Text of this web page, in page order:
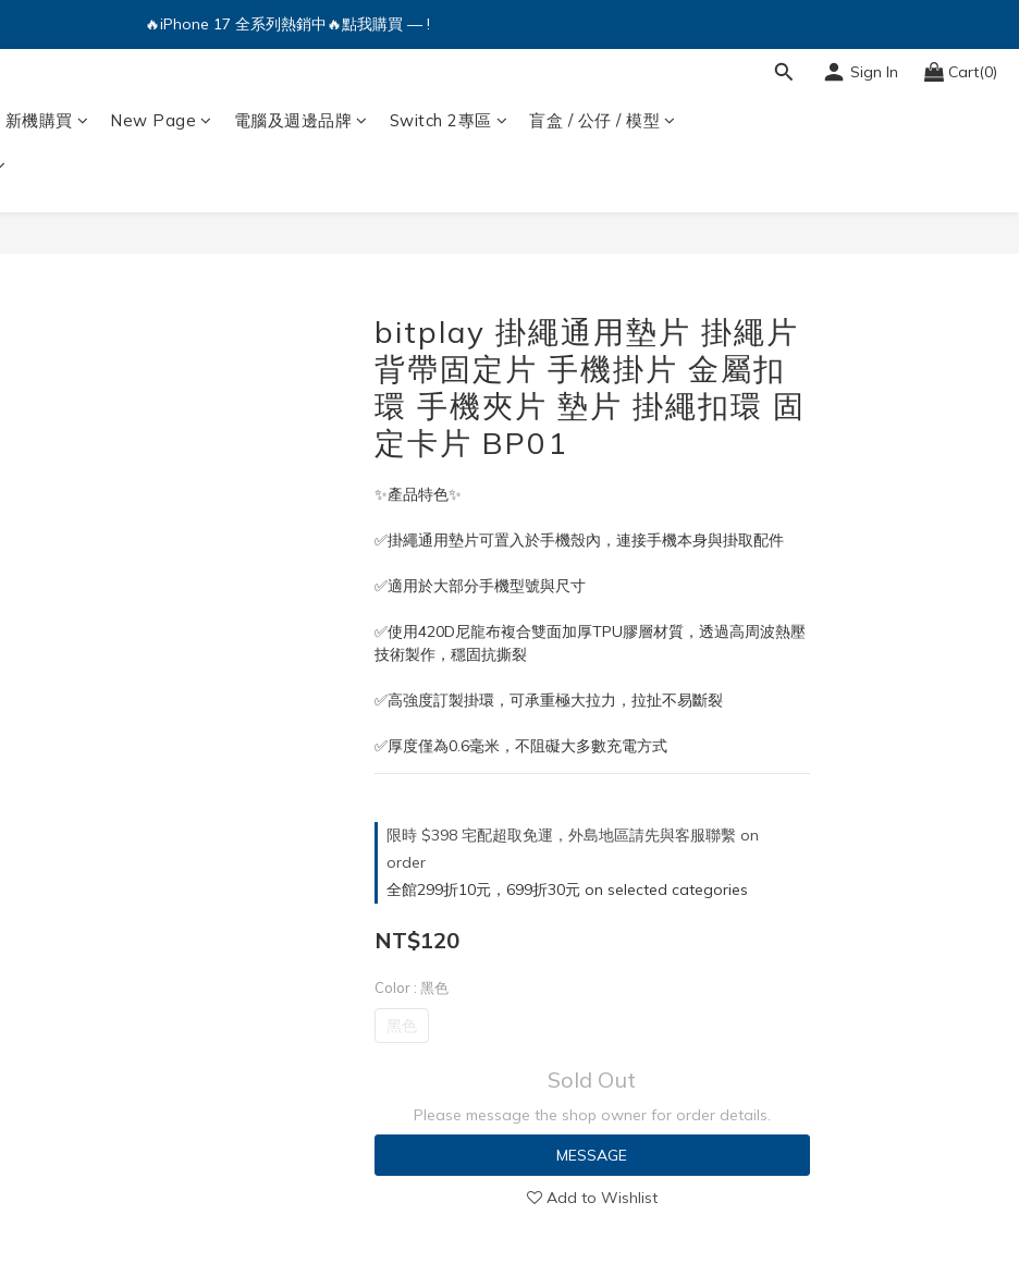
🔥iPhone 17 全系列熱銷中🔥點我購買 — !
💕加入Q哥 Line 新好友領優惠券！🎫
Sign In Cart(0)
新機購買 New Page 電腦及週邊品牌 Switch 2專區 盲盒 / 公仔 / 模型
bitplay 掛繩通用墊片 掛繩片
背帶固定片 手機掛片 金屬扣
環 手機夾片 墊片 掛繩扣環 固
定卡片 BP01
✨產品特色✨
✅掛繩通用墊片可置入於手機殼內，連接手機本身與掛取配件
✅適用於大部分手機型號與尺寸
✅使用420D尼龍布複合雙面加厚TPU膠層材質，透過高周波熱壓
技術製作，穩固抗撕裂
✅高強度訂製掛環，可承重極大拉力，拉扯不易斷裂
✅厚度僅為0.6毫米，不阻礙大多數充電方式
限時 $398 宅配超取免運，外島地區請先與客服聯繫 on
order
全館299折10元，699折30元 on selected categories
NT$120
Color : 黑色
黑色
Sold Out
Please message the shop owner for order details.
MESSAGE
Add to Wishlist